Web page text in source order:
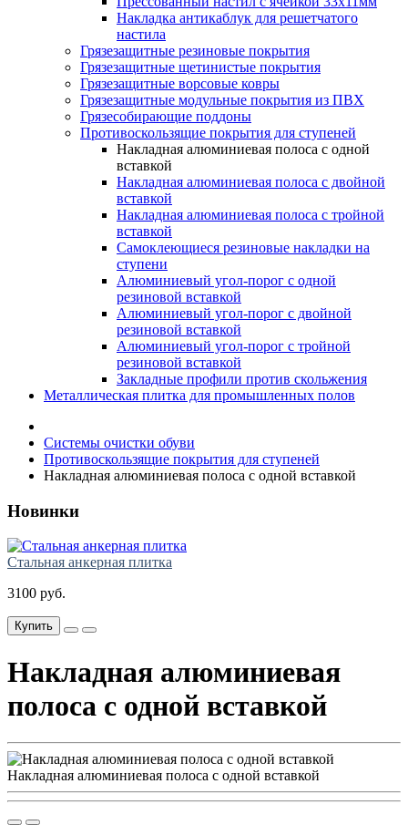
Накладка антикаблук для решетчатого
настила
Грязезащитные резиновые покрытия
Грязезащитные щетинистые покрытия
Грязезащитные ворсовые ковры
Грязезащитные модульные покрытия из ПВХ
Грязесобирающие поддоны
Противоскользящие покрытия для ступеней
Накладная алюминиевая полоса с одной
вставкой
Накладная алюминиевая полоса с двойной
вставкой
Накладная алюминиевая полоса с тройной
вставкой
Самоклеющиеся резиновые накладки на
ступени
Алюминиевый угол-порог с одной
резиновой вставкой
Алюминиевый угол-порог с двойной
резиновой вставкой
Алюминиевый угол-порог с тройной
резиновой вставкой
Закладные профили против скольжения
Металлическая плитка для промышленных полов
Системы очистки обуви
Противоскользящие покрытия для ступеней
Накладная алюминиевая полоса с одной вставкой
Новинки
Стальная анкерная плитка
3100 руб.
Купить
Накладная алюминиевая
полоса с одной вставкой
Накладная алюминиевая полоса с одной вставкой